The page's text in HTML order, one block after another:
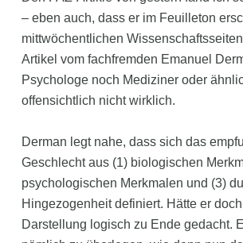
– eben auch, dass er im Feuilleton
mittwöchentlichen
Artikel vom fachfremden Emanuel
Psychologe noch Mediziner oder
offensichtlich nicht wirklich.
Derman legt nahe, dass sich das
Geschlecht aus (1) biologischen
psychologischen Merkmalen und (3)
Hingezogenheit definiert. Hätte er
Darstellung logisch zu Ende gedacht.